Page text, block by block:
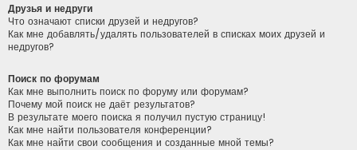
Друзья и недруги
Что означают списки друзей и недругов?
Как мне добавлять/удалять пользователей в списках моих друзей и
недругов?
Поиск по форумам
Как мне выполнить поиск по форуму или форумам?
Почему мой поиск не даёт результатов?
В результате моего поиска я получил пустую страницу!
Как мне найти пользователя конференции?
Как мне найти свои сообщения и созданные мной темы?